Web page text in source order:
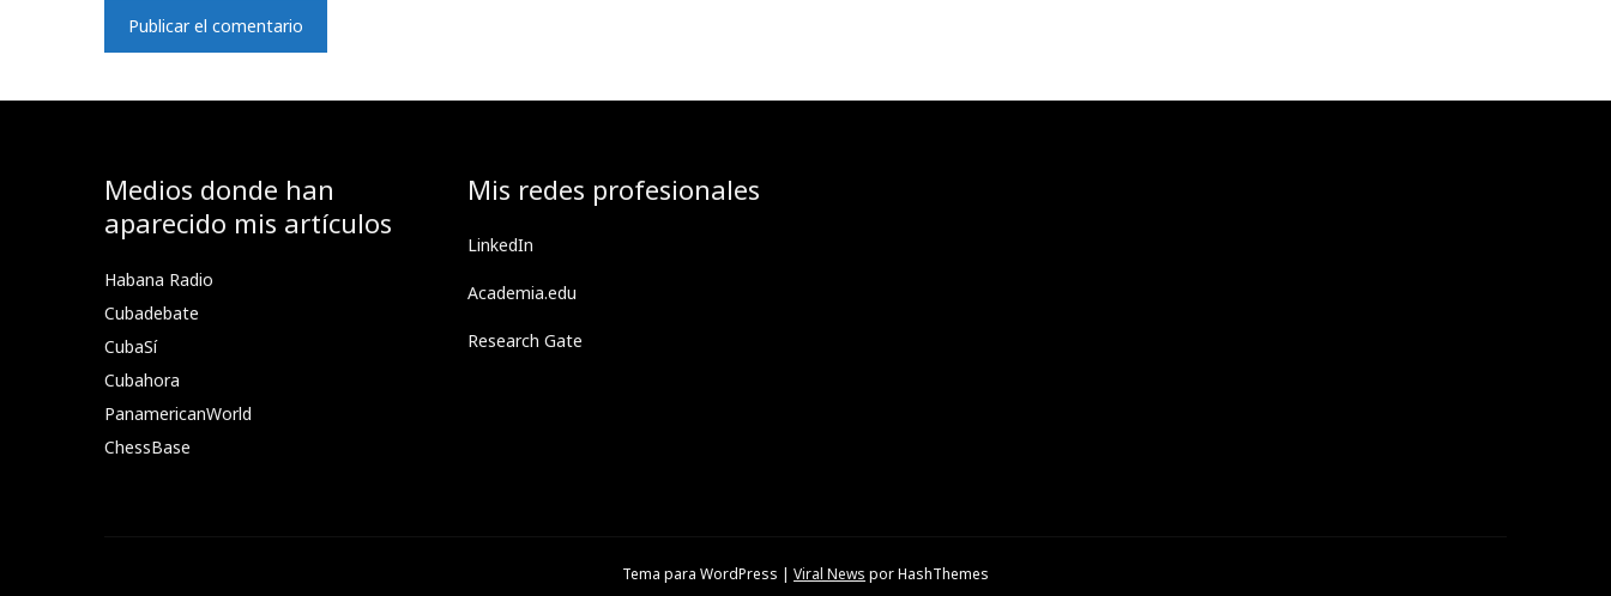
Medios donde han
aparecido mis artículos
Habana Radio
Cubadebate
CubaSí
Cubahora
PanamericanWorld
ChessBase
Mis redes profesionales
LinkedIn
Academia.edu
Research Gate
Tema para WordPress | Viral News por HashThemes